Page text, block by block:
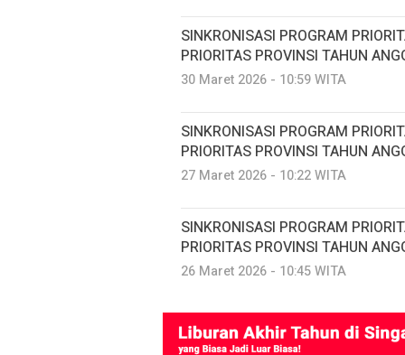
SINKRONISASI PROGRAM
PRIORITAS PROVINSI TAHUN
30 Maret 2026 - 10:59 WITA
SINKRONISASI PROGRAM
PRIORITAS PROVINSI TAHUN
27 Maret 2026 - 10:22 WITA
SINKRONISASI PROGRAM
PRIORITAS PROVINSI TAHUN
26 Maret 2026 - 10:45 WITA